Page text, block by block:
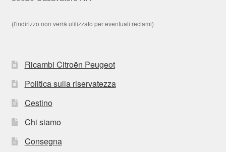
(l'indirizzo non verrà utilizzato per eventuali reclami)
Ricambi Citroën Peugeot
Politica sulla riservatezza
Cestino
Chi siamo
Consegna